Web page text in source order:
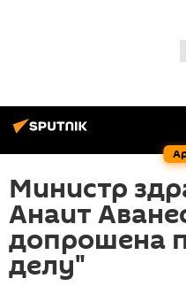
Министр
Анаит
допрошена
делу"